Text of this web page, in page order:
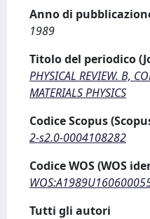
Anno di
1989
Titolo del periodico
PHYSICAL REVIEW. B,
MATERIALS PHYSICS
Codice Scopus
2-s2.0-0004108282
Codice WOS (WOS
Tutti gli autori